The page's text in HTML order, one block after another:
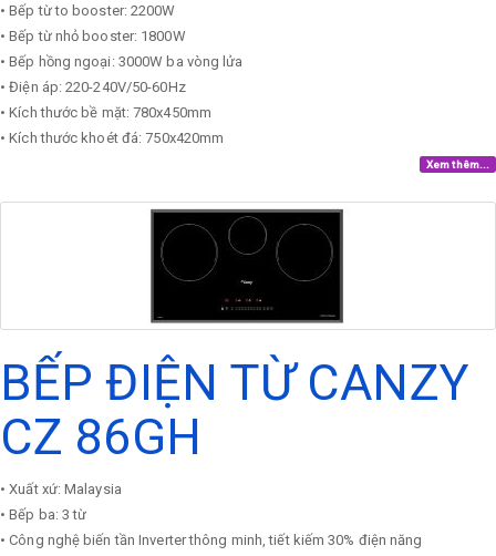
• Bếp từ to booster: 2200W
• Bếp từ nhỏ booster: 1800W
• Bếp hồng ngoại: 3000W ba vòng lửa
• Điện áp: 220-240V/50-60Hz
• Kích thước bề mặt: 780x450mm
• Kích thước khoét đá: 750x420mm
Xem thêm...
BẾP ĐIỆN TỪ CANZY
CZ 86GH
• Xuất xứ: Malaysia
• Bếp ba: 3 từ
• Công nghệ biến tần Inverter thông minh, tiết kiếm 30% điện năng